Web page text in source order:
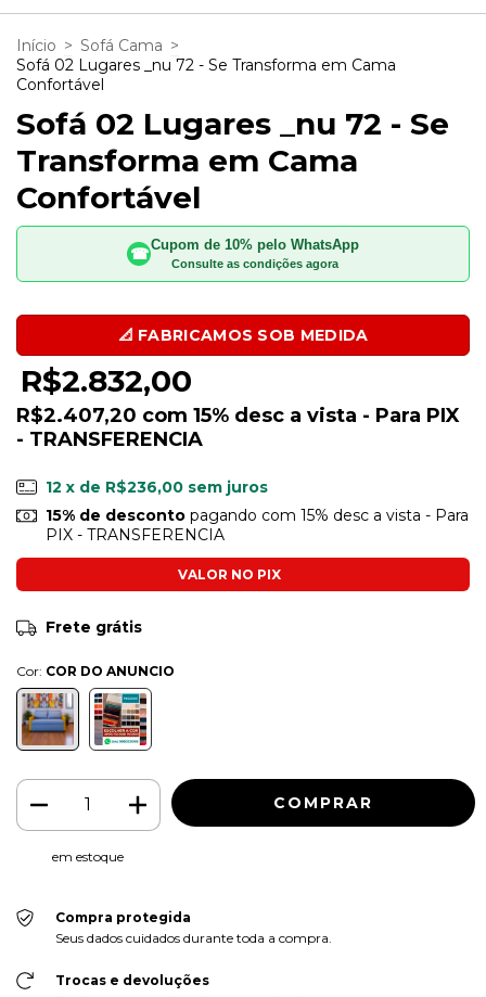
Início > Sofá Cama >
Sofá 02 Lugares _nu 72 - Se Transforma em Cama
Confortável
Sofá 02 Lugares _nu 72 - Se
Transforma em Cama
Confortável
☎
Cupom de 10% pelo WhatsApp
Consulte as condições agora
R$2.832,00
R$2.407,20 com 15% desc a vista - Para PIX
- TRANSFERENCIA
12 x de R$236,00 sem juros
15% de descontopagando com 15% desc a vista - Para
PIX - TRANSFERENCIA
Frete grátis
Cor: COR DO ANUNCIO
em estoque
Compra protegida
Seus dados cuidados durante toda a compra.
Trocas e devoluções